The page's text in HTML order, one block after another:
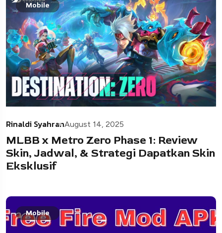
Mobile
Rinaldi SyahranAugust 14, 2025
MLBB x Metro Zero Phase 1: Review
Skin, Jadwal, & Strategi Dapatkan Skin
Eksklusif
Mobile